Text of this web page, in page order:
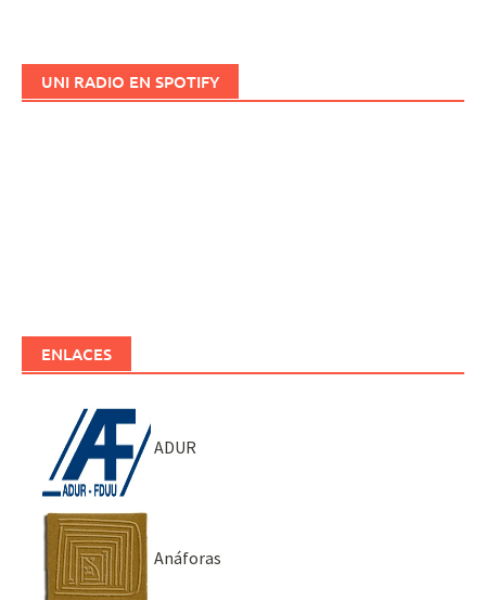
UNI RADIO EN SPOTIFY
ENLACES
ADUR
Anáforas